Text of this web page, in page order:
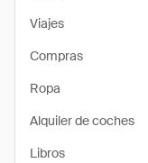
Viajes
Compras
Ropa
Alquiler de coches
Libros